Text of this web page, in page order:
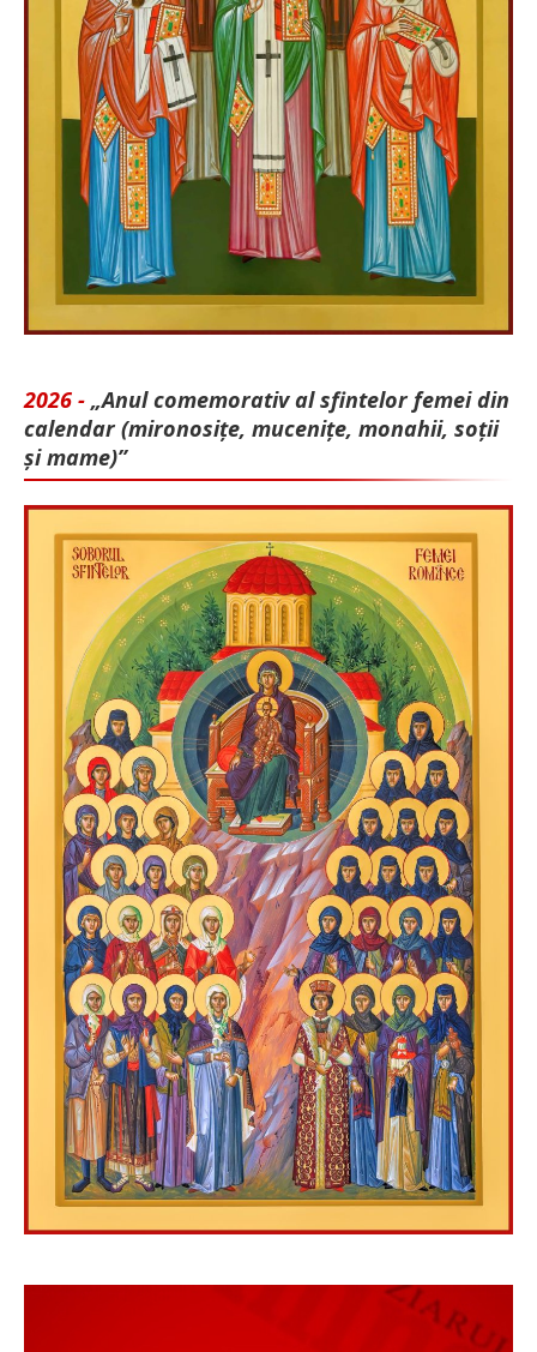
2026 - „Anul comemorativ al sfintelor femei din
calendar (mironosițe, mu­cenițe, monahii, soții
și mame)”